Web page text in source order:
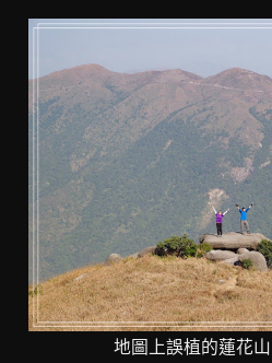
地圖上誤植的蓮花